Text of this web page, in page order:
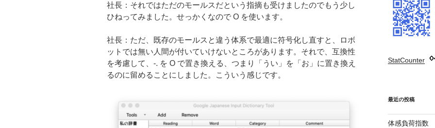
社長：それではただのモールスだという指摘も受けましたのでもう少し
ひねってみました。せっかくなので O を使います。
社長：ただ、既存のモールスと違う体系で最適に符号化し直すと、ロボ
ットでは無い人間が付いていけないところがあります。それで、互換性
を考慮して、-. を O で置き換える、つまり「うい」を「お」に置き換え
るのに留めることにしました。こういう感じです。
StatCounter:
最近の投稿
体感負荷指数